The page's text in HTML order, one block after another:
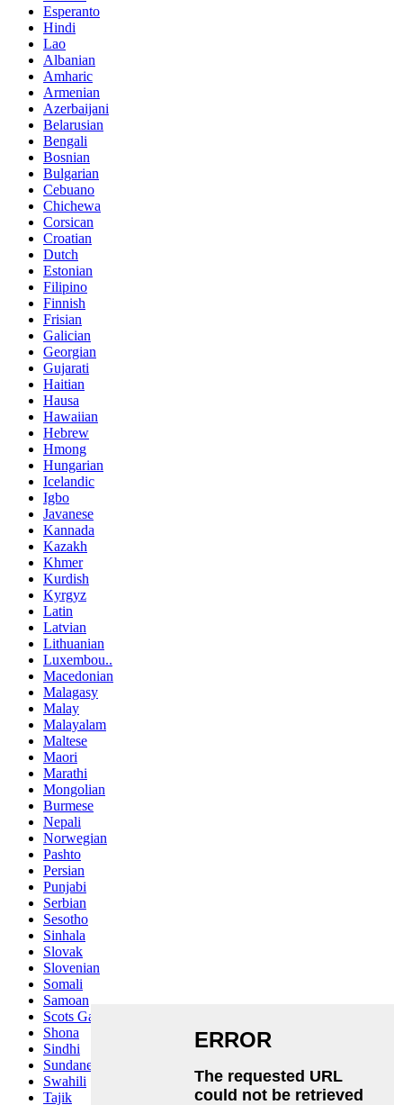
Esperanto
Hindi
Lao
Albanian
Amharic
Armenian
Azerbaijani
Belarusian
Bengali
Bosnian
Bulgarian
Cebuano
Chichewa
Corsican
Croatian
Dutch
Estonian
Filipino
Finnish
Frisian
Galician
Georgian
Gujarati
Haitian
Hausa
Hawaiian
Hebrew
Hmong
Hungarian
Icelandic
Igbo
Javanese
Kannada
Kazakh
Khmer
Kurdish
Kyrgyz
Latin
Latvian
Lithuanian
Luxembou..
Macedonian
Malagasy
Malay
Malayalam
Maltese
Maori
Marathi
Mongolian
Burmese
Nepali
Norwegian
Pashto
Persian
Punjabi
Serbian
Sesotho
Sinhala
Slovak
Slovenian
Somali
Samoan
Scots Gaelic
Shona
Sindhi
Sundanese
Swahili
Tajik